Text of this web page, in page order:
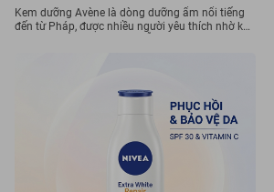
Kem dưỡng Avène là dòng dưỡng ẩm nổi tiếng
đến từ Pháp, được nhiều người yêu thích nhờ khả
Avène là lựa chọn đáng để trải nghiệm.